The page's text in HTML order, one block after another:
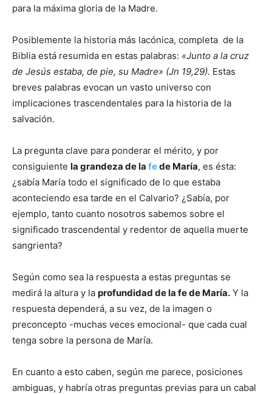
para la máxima gloria de la Madre.
Posiblemente la historia más lacónica, completa de la
Biblia está resumida en estas palabras: «Junto a la cruz
de Jesús estaba, de pie, su Madre» (Jn 19,29). Estas
breves palabras evocan un vasto universo con
implicaciones trascendentales para la historia de la
salvación.
La pregunta clave para ponderar el mérito, y por
consiguiente la grandeza de la fede María, es ésta:
¿sabía María todo el significado de lo que estaba
aconteciendo esa tarde en el Calvario? ¿Sabía, por
ejemplo, tanto cuanto nosotros sabemos sobre el
significado trascendental y redentor de aquella muerte
sangrienta?
Según como sea la respuesta a estas preguntas se
medirá la altura y la profundidad de la fe de María. Y la
respuesta dependerá, a su vez, de la imagen o
preconcepto -muchas veces emocional- que cada cual
tenga sobre la persona de María.
En cuanto a esto caben, según me parece, posiciones
ambiguas, y habría otras preguntas previas para un cabal